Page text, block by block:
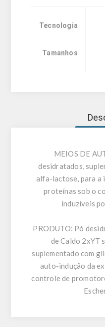
Tecnologia
Tamanhos
MEIOS DE
desidratados,
alfa-lactose, para a
proteínas sob o
induzíveis
PRODUTO: Pó
de Caldo 2xYT
suplementado com
auto-indução da
controle de